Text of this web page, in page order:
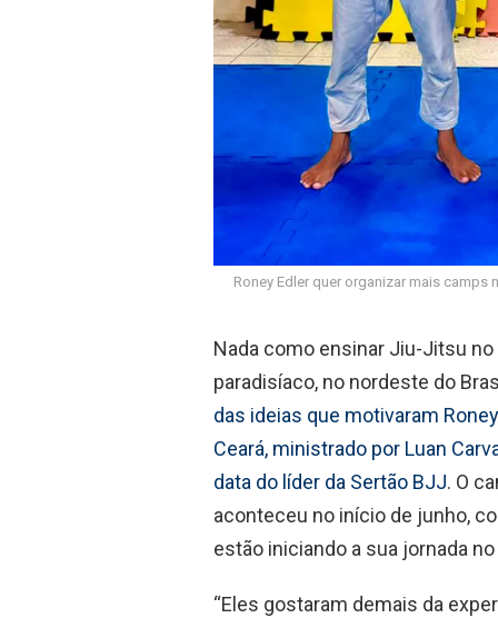
Roney Edler quer organizar mais
Nada como ensinar Jiu-Jitsu
paradisíaco, no nordeste do
das ideias que motivaram
Ceará, ministrado por Luan
data do líder da Sertão BJJ. O
aconteceu no início de junho,
estão iniciando a sua jornada
“Eles gostaram demais da